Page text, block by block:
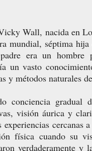
Wall, nacida en
mundial, séptima
era un hombre
un vasto
y métodos naturales
conciencia gradual
visión áurica y
experiencias cercanas
física cuando su
verdaderamente y